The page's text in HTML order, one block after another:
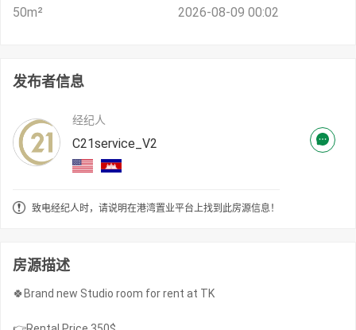
50m²
2026-08-09 00:02
发布者信息
经纪人
C21service_V2
致电经纪人时，请说明在港湾置业平台上找到此房源信息！
房源描述
🍀Brand new Studio room for rent at TK